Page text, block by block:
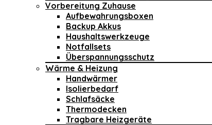
Vorbereitung Zuhause
Aufbewahrungsboxen
Backup Akkus
Haushaltswerkzeuge
Notfallsets
Überspannungsschutz
Wärme & Heizung
Handwärmer
Isolierbedarf
Schlafsäcke
Thermodecken
Tragbare Heizgeräte